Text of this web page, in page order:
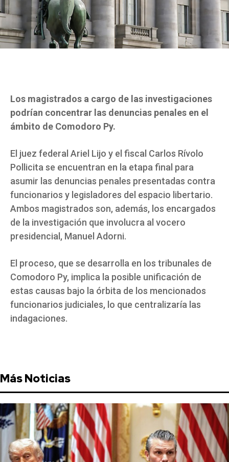
Los magistrados a cargo de las investigaciones
podrían concentrar las denuncias penales en el
ámbito de Comodoro Py.
El juez federal Ariel Lijo y el fiscal Carlos Rívolo
Pollicita se encuentran en la etapa final para
asumir las denuncias penales presentadas contra
funcionarios y legisladores del espacio libertario.
Ambos magistrados son, además, los encargados
de la investigación que involucra al vocero
presidencial, Manuel Adorni.
El proceso, que se desarrolla en los tribunales de
Comodoro Py, implica la posible unificación de
estas causas bajo la órbita de los mencionados
funcionarios judiciales, lo que centralizaría las
indagaciones.
Más Noticias